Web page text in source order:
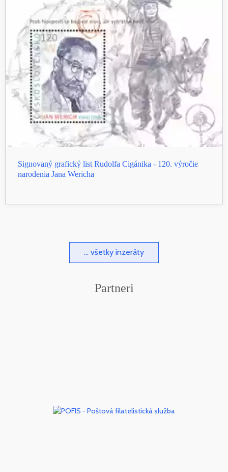
Signovaný grafický list Rudolfa Cigánika - 120. výročie
narodenia Jana Wericha
... všetky inzeráty
Partneri